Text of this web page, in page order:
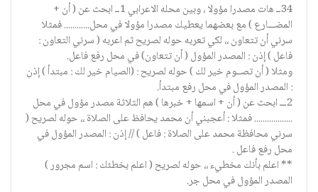
34ــ هات مصدرا مؤولا ، وبين محله الاعرابي 1ــ ابحث عن ( أن +
المضـــارع ) مع بعضهما يعطيك مصدرا مؤولا في محل............ فمثلا
سرني أن تتعاون ،، لكي تعربه حوله لصريح ثم اعربه ( سرني التعاون :
فاعل ) إذن : المصدر المؤول ( أن تتعاون) في محل رفع فاعل.
ومثلا ( أن تصــوم خير لك ) حوله لصريح : (الصيام خير لك : مبتدأ ) إذن
: المصدر المؤول في محل رفع مبتدأ.
2ـــ ابحث عن ( أن + اسمها + خبرها ) هم الثلاثة مصدر مؤول في محل
.................. فمثلا : أعجبني أن محمد يحافظ على الصلاة ،، حوله لصريح (
سرني محافظة محمد على الصلاة : فاعل ) // إذن : المصدر المؤول في
محل رفع فاعل .
** اعلم بأنك مخطيء ،، حوله لصريح ( اعلم بخطئك : اسم مجرور )
المصدر المؤول في محل جر.